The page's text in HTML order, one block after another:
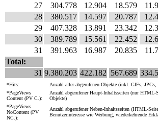
27
304.778
28
380.517
29
407.328
30
389.789
31
391.963
Total:
31 9.380.203
12.904
14.597
13.891
15.561
16.987
422.182
18.579
20.787
23.342
22.452
20.835
567.689
*Hits:
Anzahl aller abgerufenen Objekte (inkl. GIFs, JPGs,
*PageViews
Content (PV C.):
Anzahl abgerufener Haupt-Inhaltsseiten (nur
Objekte)
*PageViews
NoContent (PV
NC.):
Anzahl abgerufener Neben-Inhaltsseiten (HTML-
Benutzerinteresse wie Werbung, wiederkehrende